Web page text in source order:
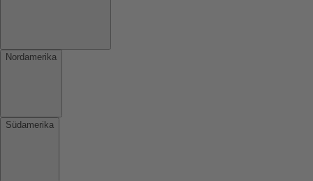
Nordamerika
Südamerika